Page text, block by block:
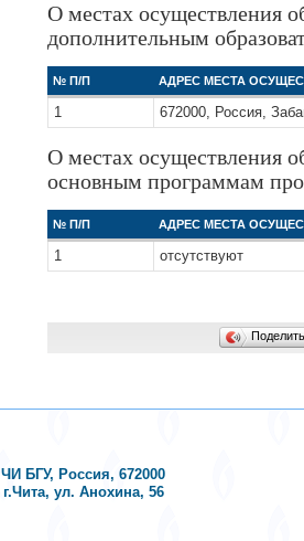
О местах осуществления
дополнительным
№ П/П АДРЕС МЕСТА
1 672000, Россия,
О местах осуществления
основным программам
№ П/П АДРЕС МЕСТА
1 отсутствуют
ЧИ БГУ, Россия, 672000
г.Чита, ул. Анохина, 56